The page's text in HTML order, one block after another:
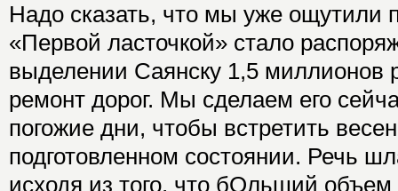
Надо сказать, что мы уже ощутили
«Первой ласточкой» стало
выделении Саянску 1,5 миллионов
ремонт дорог. Мы сделаем его
погожие дни, чтобы встретить
подготовленном состоянии. Речь
исходя из того, что бОльший